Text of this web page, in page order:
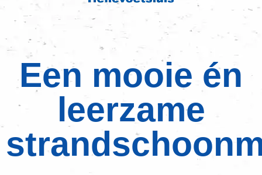
Een mooie én
leerzame